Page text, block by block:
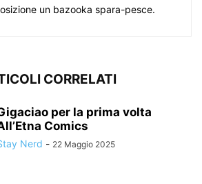
un bazooka spara-pesce.
CORRELATI
per la prima volta
Comics
Nerd - 22 Maggio 2025